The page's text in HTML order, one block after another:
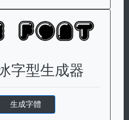
字型生成器
生成字體